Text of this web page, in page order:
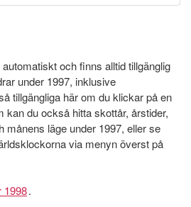
och finns alltid tillgänglig
under 1997, inklusive
tillgängliga här om du klickar på en
kan du också hitta skottår, årstider,
månens läge under 1997, eller se
via menyn överst på
1998.